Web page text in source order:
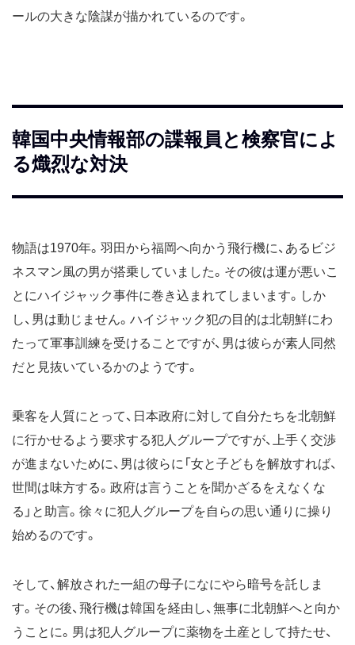
ールの大きな陰謀が描かれているのです。
韓国中央情報部の諜報員と検察官によ
る熾烈な対決
物語は1970年。羽田から福岡へ向かう飛行機に、あるビジ
ネスマン風の男が搭乗していました。その彼は運が悪いこ
とにハイジャック事件に巻き込まれてしまいます。しか
し、男は動じません。ハイジャック犯の目的は北朝鮮にわ
たって軍事訓練を受けることですが、男は彼らが素人同然
だと見抜いているかのようです。
乗客を人質にとって、日本政府に対して自分たちを北朝鮮
に行かせるよう要求する犯人グループですが、上手く交渉
が進まないために、男は彼らに「女と子どもを解放すれば、
世間は味方する。政府は言うことを聞かざるをえなくな
る」と助言。徐々に犯人グループを自らの思い通りに操り
始めるのです。
そして、解放された一組の母子になにやら暗号を託しま
す。その後、飛行機は韓国を経由し、無事に北朝鮮へと向か
うことに。男は犯人グループに薬物を土産として持たせ、